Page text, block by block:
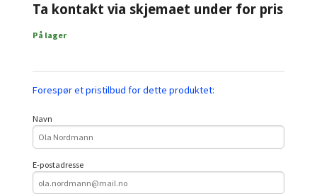
Ta kontakt via skjemaet under for pris
På lager
Forespør et pristilbud for dette produktet:
Navn
E-postadresse